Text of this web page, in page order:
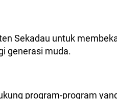
Sekadau untuk
generasi muda.
program-program